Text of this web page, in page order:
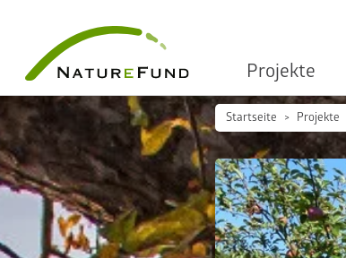
Projekte
Startseite Projekte